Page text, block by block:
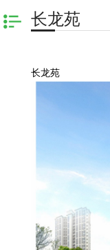
苏州吴江市震泽镇
长龙苑
长龙苑